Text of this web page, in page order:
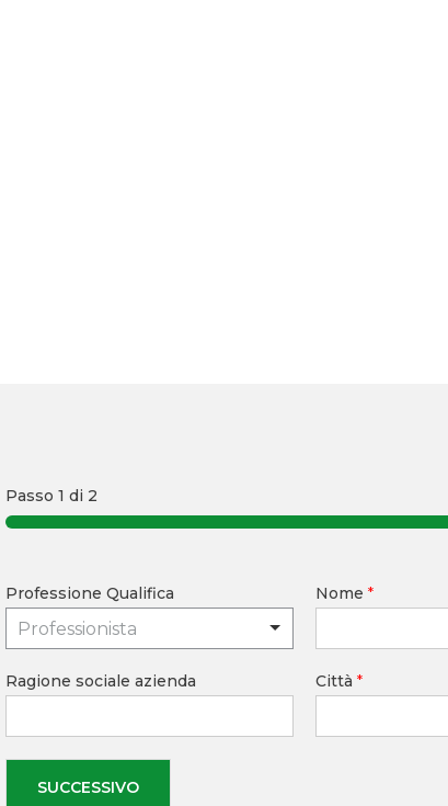
Passo1 di 2
Professione Qualifica
Professionista
Nome *
Ragione sociale azienda Città *
SUCCESSIVO